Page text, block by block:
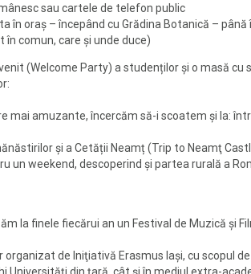
sau cartele de telefon public
oraș – începând cu Grădina Botanică –
comun, care și unde duce)
(Welcome Party) a studenților și o masă cu
mai amuzante, încercăm să-i scoatem și la:
și a Cetății Neamț (Trip to Neamţ
un weekend, descoperind și partea rurală a
la finele fiecărui an un Festival de Muzică și
de Iniţiativă Erasmus Iaşi, cu scopul